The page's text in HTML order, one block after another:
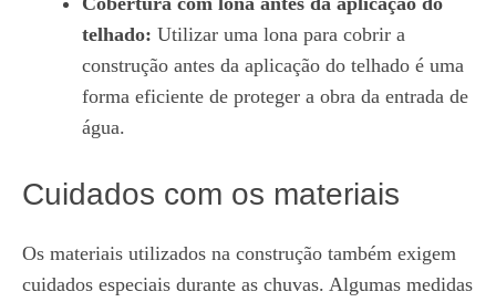
telhado: Utilizar uma lona para cobrir a
construção antes da aplicação do telhado é uma
forma eficiente de proteger a obra da entrada de
água.
Cuidados com os materiais
Os materiais utilizados na construção também exigem
cuidados especiais durante as chuvas. Algumas medidas